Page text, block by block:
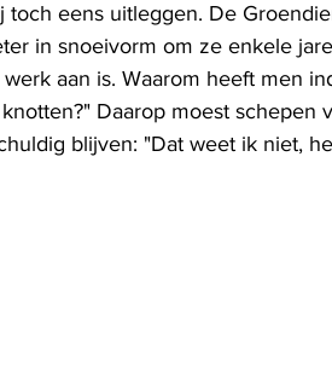
toch eens uitleggen. De
in snoeivorm om ze enkele
aan is. Waarom heeft men
Daarop moest schepen
blijven: "Dat weet ik niet,